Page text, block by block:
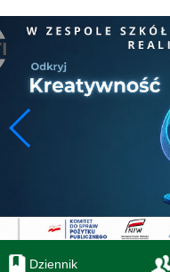
Dziennik